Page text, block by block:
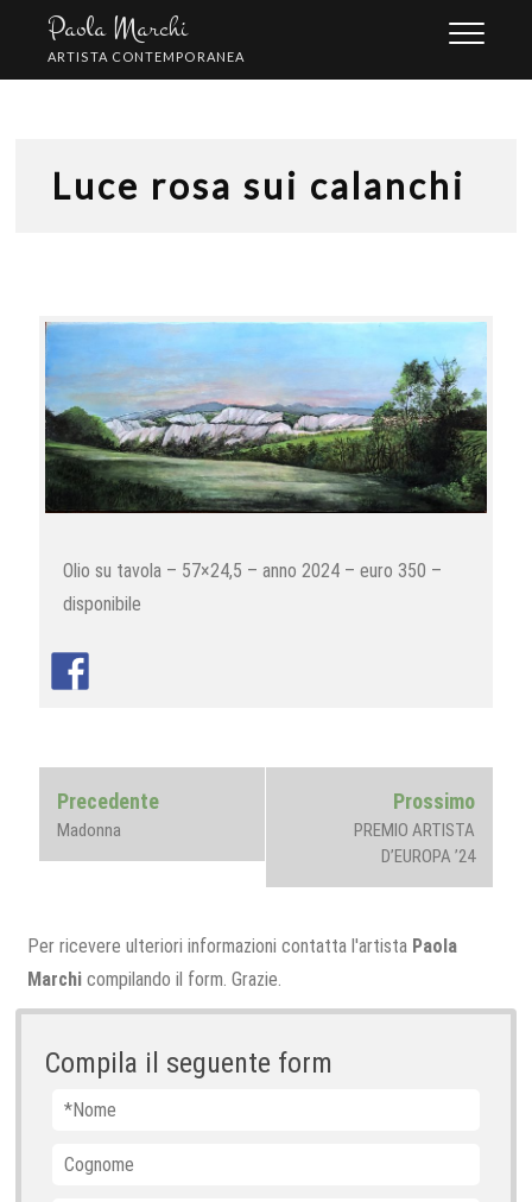
content
Paola Marchi
ARTISTA CONTEMPORANEA
Luce rosa sui calanchi
Olio su tavola – 57×24,5 – anno 2024 – euro 350 –
disponibile
Navigazione
articoli
PrecedentePrevious
Madonna
ProssimoNext
PREMIO ARTISTA
D’EUROPA ’24
Per ricevere ulteriori informazioni contatta l'artista Paola
Marchi compilando il form. Grazie.
Compila il seguente form